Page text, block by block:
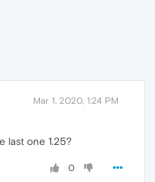
Mar 1, 2020, 1:24 PM
last one 1.25?
0